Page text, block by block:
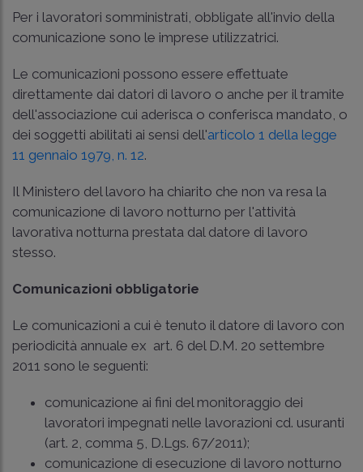
Per i lavoratori somministrati, obbligate all'invio della
comunicazione sono le imprese utilizzatrici.
Le comunicazioni possono essere effettuate
direttamente dai datori di lavoro o anche per il tramite
dell'associazione cui aderisca o conferisca mandato, o
dei soggetti abilitati ai sensi dell'articolo 1 della legge
11 gennaio 1979, n. 12.
Il Ministero del lavoro ha chiarito che non va resa la
comunicazione di lavoro notturno per l'attività
lavorativa notturna prestata dal datore di lavoro
stesso.
Comunicazioni obbligatorie
Le comunicazioni a cui è tenuto il datore di lavoro con
periodicità annuale ex art. 6 del D.M. 20 settembre
2011 sono le seguenti:
comunicazione ai fini del monitoraggio dei
lavoratori impegnati nelle lavorazioni cd. usuranti
(art. 2, comma 5, D.Lgs. 67/2011 );
comunicazione di esecuzione di lavoro notturno